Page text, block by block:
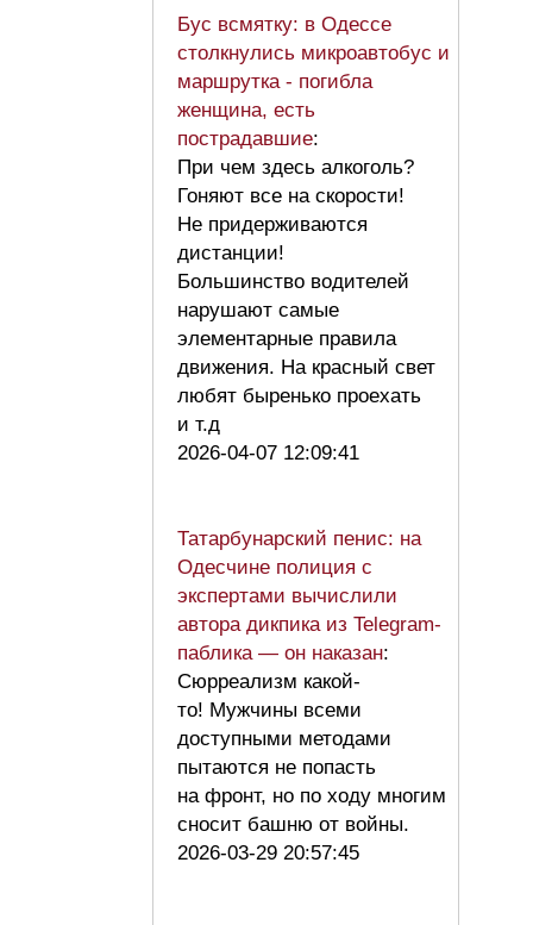
Бус всмятку: в Одессе
столкнулись микроавтобус и
маршрутка - погибла
женщина, есть
пострадавшие:
При чем здесь алкоголь?
Гоняют все на скорости!
Не придерживаются
дистанции!
Большинство водителей
нарушают самые
элементарные правила
движения. На красный свет
любят быренько проехать
и т.д
2026-04-07 12:09:41
Татарбунарский пенис: на
Одесчине полиция с
экспертами вычислили
автора дикпика из Telegram-
паблика — он наказан:
Сюрреализм какой-
то! Мужчины всеми
доступными методами
пытаются не попасть
на фронт, но по ходу многим
сносит башню от войны.
2026-03-29 20:57:45